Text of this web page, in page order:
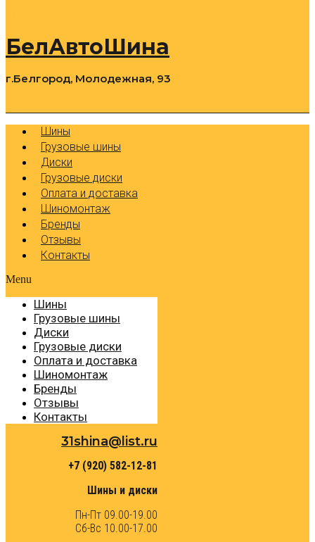
БелАвтоШина
г.Белгород, Молодежная, 93
Шины
Грузовые шины
Диски
Грузовые диски
Оплата и доставка
Шиномонтаж
Бренды
Отзывы
Контакты
Menu
Шины
Грузовые шины
Диски
Грузовые диски
Оплата и доставка
Шиномонтаж
Бренды
Отзывы
Контакты
31shina@list.ru
+7 (920) 582-12-81
Шины и диски
Пн-Пт 09.00-19.00
Сб-Вс 10.00-17.00